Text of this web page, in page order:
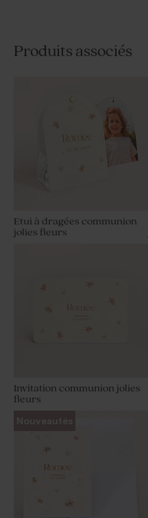
Produits associés
Etui à dragées communion
jolies fleurs
Invitation communion jolies
fleurs
Nouveautés